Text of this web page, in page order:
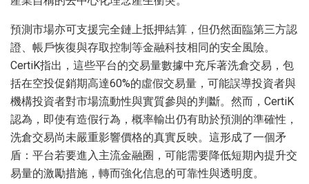
預測市場亦可支援完全鏈上抵押結算，但仍然面臨第三方認
證、帳戶恢復與存取控制等金融科技相同的安全風險。
CertiK指出，這些平台的交易量數據中充斥著洗倉交易，包
括在空投促銷期高達60%的虛假交易量，可能誤導投資者與
機構投資者對市場流動性與實質參與的判斷。然而，CertiK
認為，即使有造假行為，概率輸出仍有助於預測的準確性，
洗倉交易尚未嚴重影響價格的真實反映。這形成了一個矛
盾：平台若要進入主流金融圈，可能需要降低短期內提升交
易量的激勵措施，轉而強化信息的可靠性與透明度。